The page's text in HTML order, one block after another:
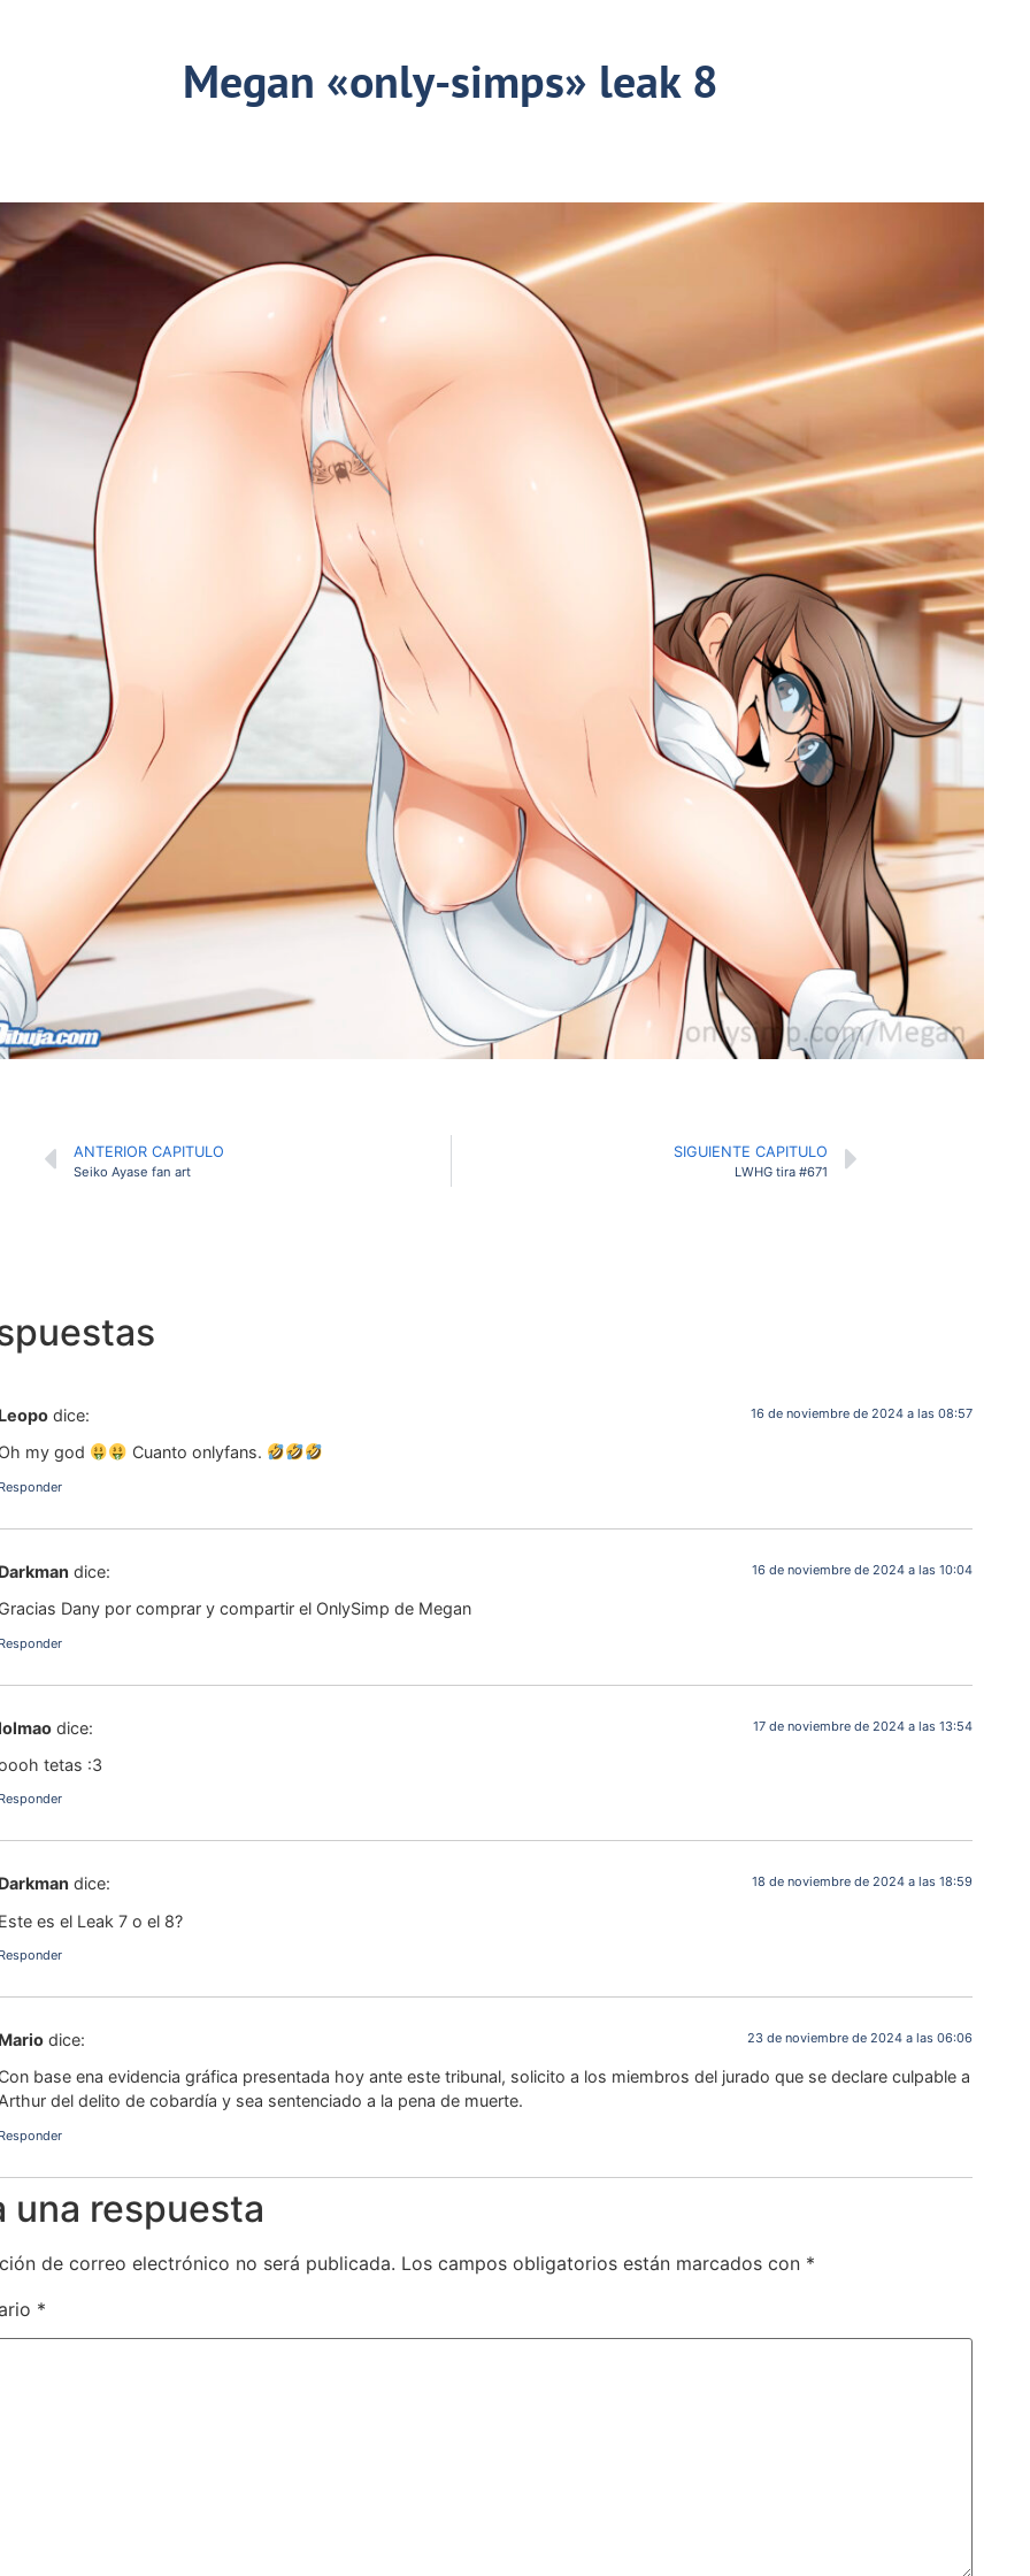
Megan «only-simps» leak 8
ANTERIOR CAPITULO
Seiko Ayase fan art
SIGUIENTE CAPITULO
LWHG tira #671
dice: 16 de noviembre de 2024 a las 08:57
my god Cuanto onlyfans.
dice: 16 de noviembre de 2024 a las 10:04
Dany por comprar y compartir el OnlySimp de Megan
dice: 17 de noviembre de 2024 a las 13:54
tetas :3
dice: 18 de noviembre de 2024 a las 18:59
es el Leak 7 o el 8?
dice: 23 de noviembre de 2024 a las 06:06
base ena evidencia gráfica presentada hoy ante este tribunal, solicito a los miembros del jurado que se declare culpable a
del delito de cobardía y sea sentenciado a la pena de muerte.
una respuesta
de correo electrónico no será publicada. Los campos obligatorios están marcados con *
*